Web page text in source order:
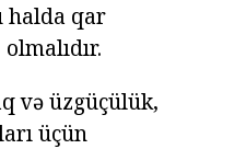
halda qar
və üzgüçülük,
üçün